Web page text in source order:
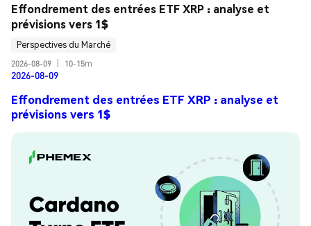
Effondrement des entrées ETF XRP : analyse et
prévisions vers 1$
Perspectives du Marché
2026-08-09
10-15m
2026-08-09
Effondrement des entrées ETF XRP : analyse et
prévisions vers 1$